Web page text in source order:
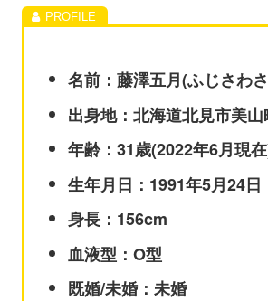
名前：藤澤五月(ふじさわ
出身地：北海道北見市美山
年齢：31歳(2022年6月現
生年月日：1991年5月24日
身長：156cm
血液型：O型
既婚/未婚：未婚